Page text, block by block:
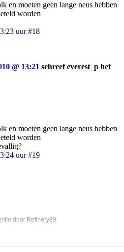
en moeten geen lange neus hebben
worden
uur #18
@ 13:21 schreef everest_p het
en moeten geen lange neus hebben
worden
uur #19
door Refinery89